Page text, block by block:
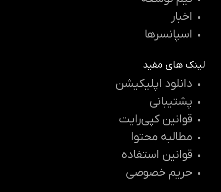
اخبار
اسپانسرها
لینک های مفید
دانلود اپلیکیشن
پشتیبانی
قوانین کپی‌رایت
مطالبه محتوا
قوانین استفاده
حریم خصوصی